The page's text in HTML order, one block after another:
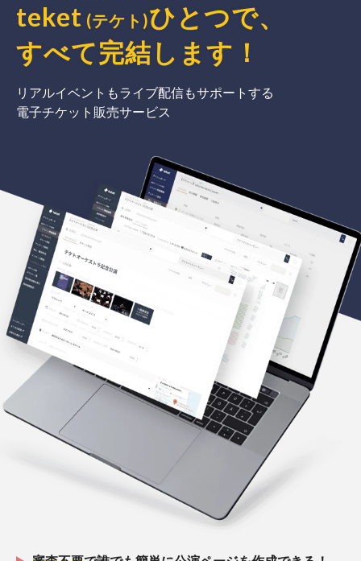
teket (テケト)ひとつで、
すべて完結 します ！
リアルイベントもライブ配信もサポートする
電子チケット販売サービス